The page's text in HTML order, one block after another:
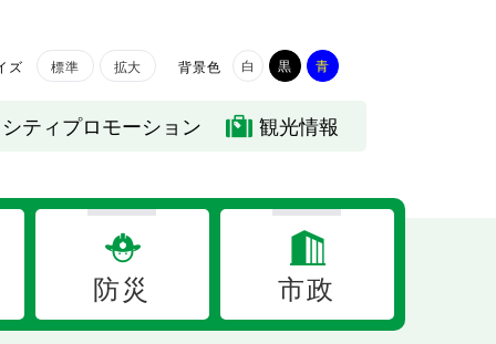
ズ 標準 拡大 背景色 白 黒 青
シティプロモーション 観光情報
防災 市政